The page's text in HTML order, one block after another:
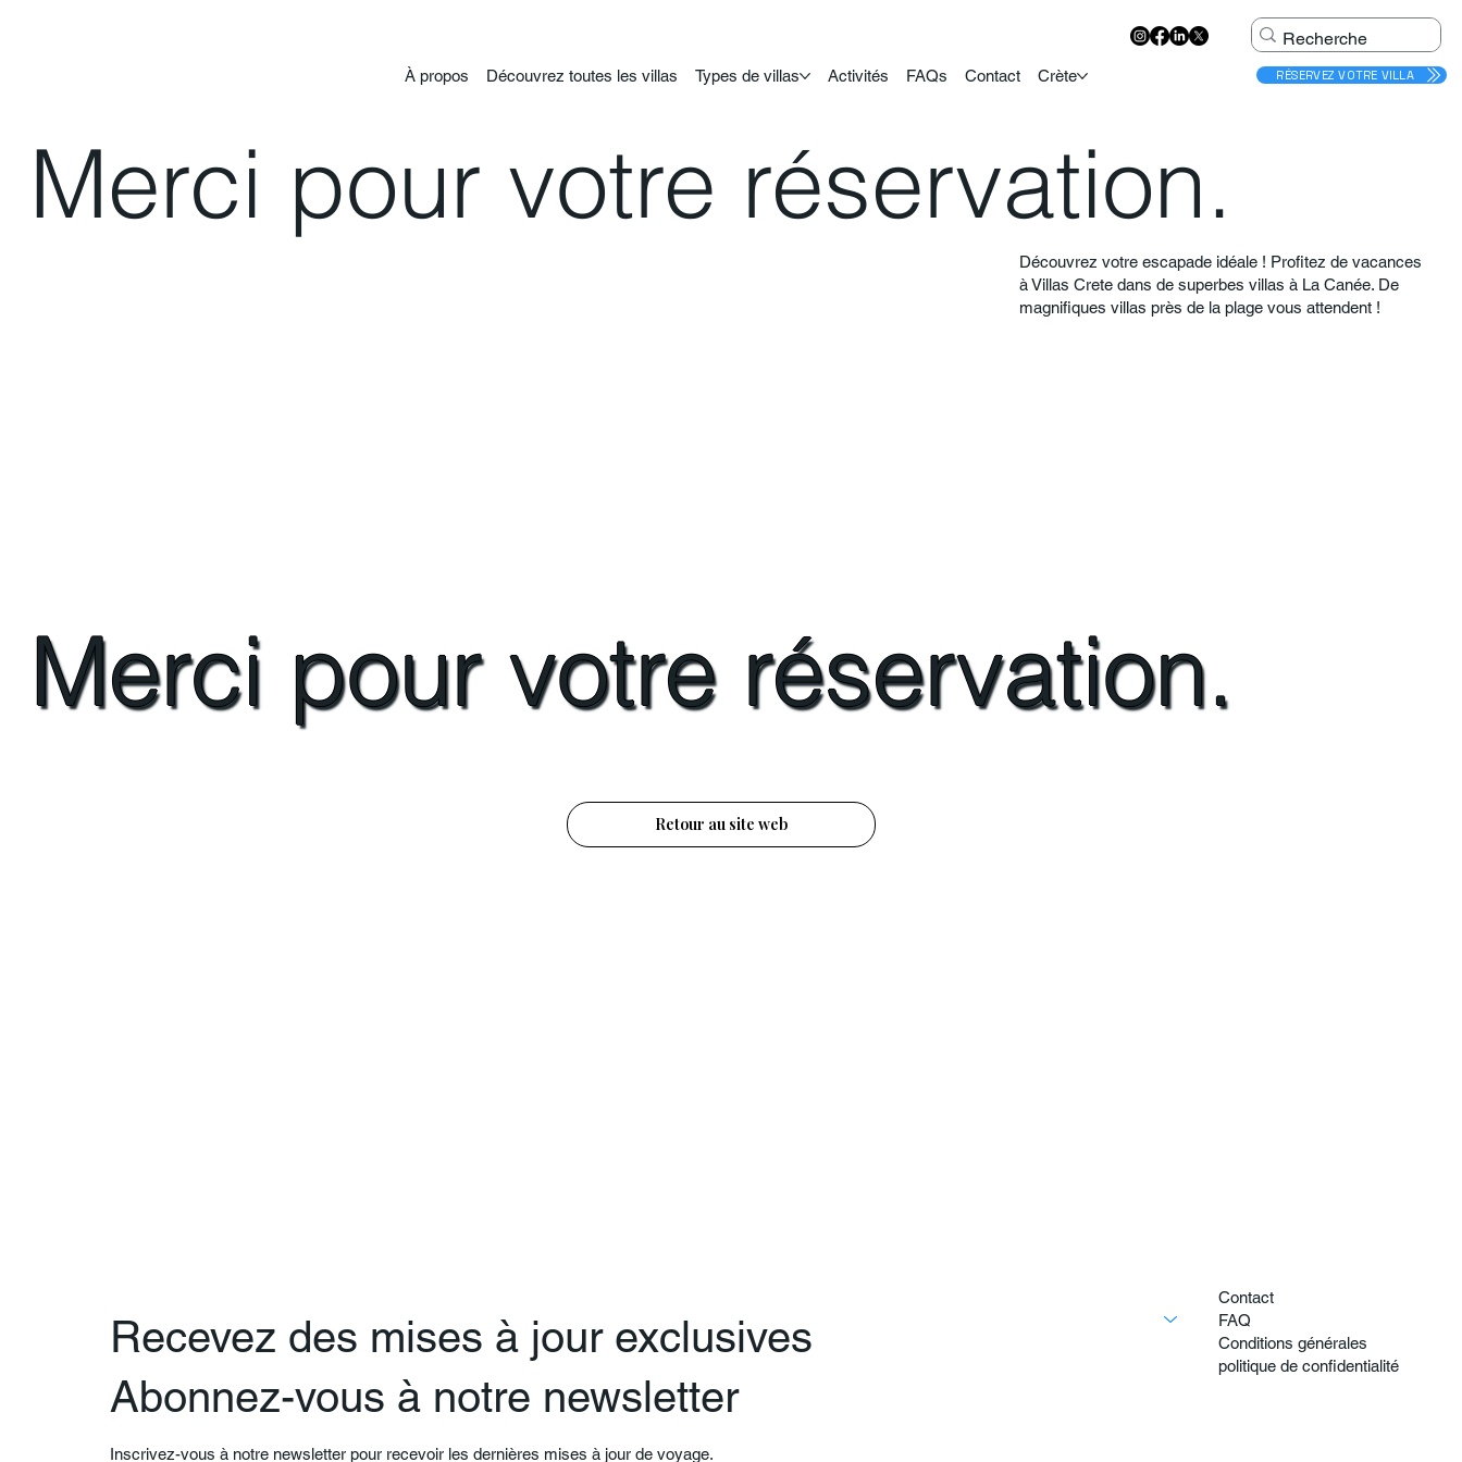
À propos Découvrez toutes les villas Types de villas Activités FAQs Contact Crète RÉSERVEZ VOTRE VILLA
Merci pour votre réservation.
Découvrez votre escapade idéale ! Profitez de vacances
à Villas Crete dans de superbes villas à La Canée. De
magnifiques villas près de la plage vous attendent !
Merci pour votre réservation.
Retour au site web
Recevez des mises à jour exclusives
Abonnez-vous à notre newsletter
Inscrivez-vous à notre newsletter pour recevoir les dernières mises à jour de voyage.
Contact
FAQ
Conditions générales
politique de confidentialité